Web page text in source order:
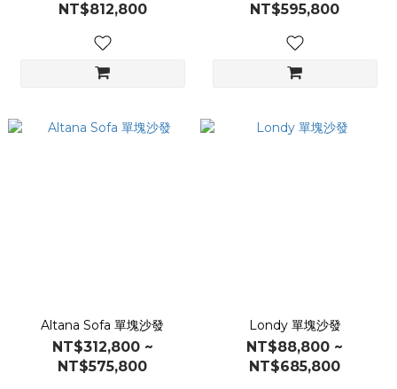
NT$812,800
NT$595,800
Altana Sofa 單塊沙發
NT$312,800 ~
NT$575,800
Londy 單塊沙發
NT$88,800 ~
NT$685,800